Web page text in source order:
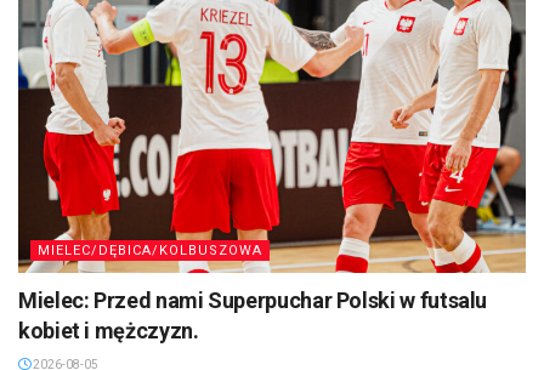
MIELEC/DĘBICA/KOLBUSZOWA
Mielec: Przed nami Superpuchar Polski w futsalu
kobiet i mężczyzn.
2026-08-05